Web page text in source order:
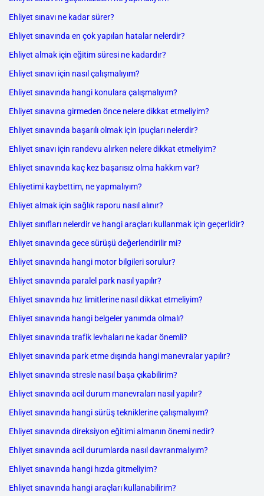
Ehliyet sınavı ne kadar sürer?
Ehliyet sınavında en çok yapılan hatalar nelerdir?
Ehliyet almak için eğitim süresi ne kadardır?
Ehliyet sınavı için nasıl çalışmalıyım?
Ehliyet sınavında hangi konulara çalışmalıyım?
Ehliyet sınavına girmeden önce nelere dikkat etmeliyim?
Ehliyet sınavında başarılı olmak için ipuçları nelerdir?
Ehliyet sınavı için randevu alırken nelere dikkat etmeliyim?
Ehliyet sınavında kaç kez başarısız olma hakkım var?
Ehliyetimi kaybettim, ne yapmalıyım?
Ehliyet almak için sağlık raporu nasıl alınır?
Ehliyet sınıfları nelerdir ve hangi araçları kullanmak için geçerlidir?
Ehliyet sınavında gece sürüşü değerlendirilir mi?
Ehliyet sınavında hangi motor bilgileri sorulur?
Ehliyet sınavında paralel park nasıl yapılır?
Ehliyet sınavında hız limitlerine nasıl dikkat etmeliyim?
Ehliyet sınavında hangi belgeler yanımda olmalı?
Ehliyet sınavında trafik levhaları ne kadar önemli?
Ehliyet sınavında park etme dışında hangi manevralar yapılır?
Ehliyet sınavında stresle nasıl başa çıkabilirim?
Ehliyet sınavında acil durum manevraları nasıl yapılır?
Ehliyet sınavında hangi sürüş tekniklerine çalışmalıyım?
Ehliyet sınavında direksiyon eğitimi almanın önemi nedir?
Ehliyet sınavında acil durumlarda nasıl davranmalıyım?
Ehliyet sınavında hangi hızda gitmeliyim?
Ehliyet sınavında hangi araçları kullanabilirim?